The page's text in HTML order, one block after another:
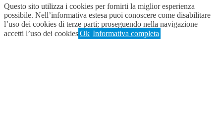
Questo sito utilizza i cookies per fornirti la miglior esperienza
possibile. Nell’informativa estesa puoi conoscere come disabilitare
l’uso dei cookies di terze parti; proseguendo nella navigazione
accetti l’uso dei cookiesOk Informativa completa